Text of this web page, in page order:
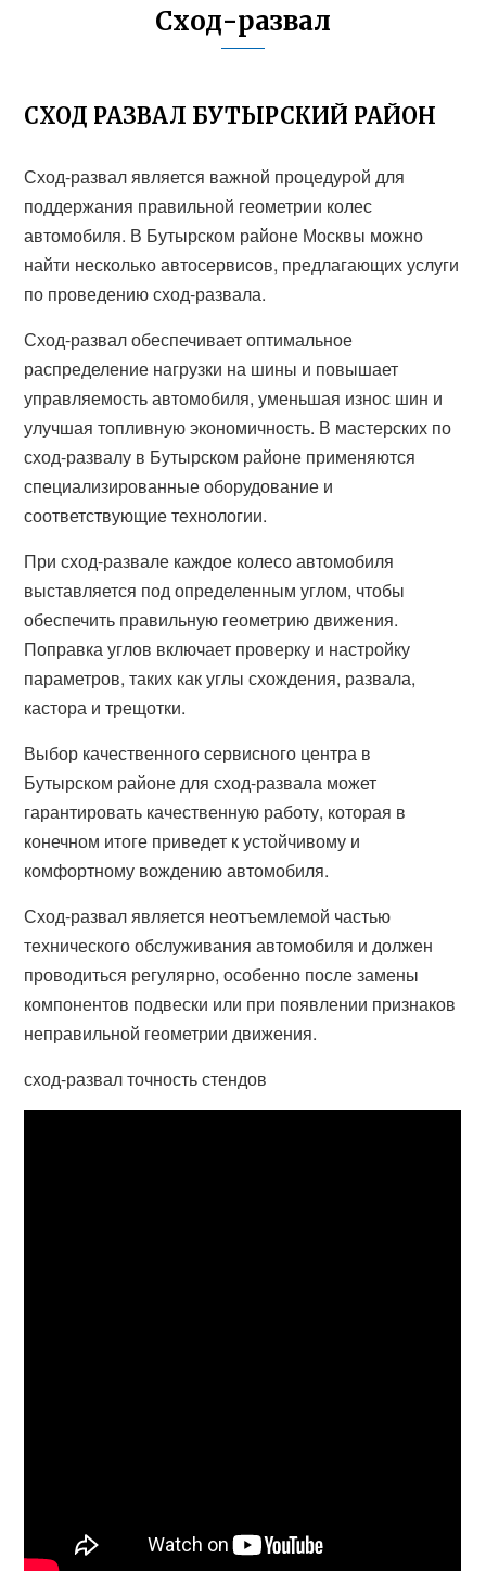
Сход-развал
СХОД РАЗВАЛ БУТЫРСКИЙ РАЙОН
Сход-развал является важной процедурой для
поддержания правильной геометрии колес
автомобиля. В Бутырском районе Москвы можно
найти несколько автосервисов, предлагающих услуги
по проведению сход-развала.
Сход-развал обеспечивает оптимальное
распределение нагрузки на шины и повышает
управляемость автомобиля, уменьшая износ шин и
улучшая топливную экономичность. В мастерских по
сход-развалу в Бутырском районе применяются
специализированные оборудование и
соответствующие технологии.
При сход-развале каждое колесо автомобиля
выставляется под определенным углом, чтобы
обеспечить правильную геометрию движения.
Поправка углов включает проверку и настройку
параметров, таких как углы схождения, развала,
кастора и трещотки.
Выбор качественного сервисного центра в
Бутырском районе для сход-развала может
гарантировать качественную работу, которая в
конечном итоге приведет к устойчивому и
комфортному вождению автомобиля.
Сход-развал является неотъемлемой частью
технического обслуживания автомобиля и должен
проводиться регулярно, особенно после замены
компонентов подвески или при появлении признаков
неправильной геометрии движения.
сход-развал точность стендов